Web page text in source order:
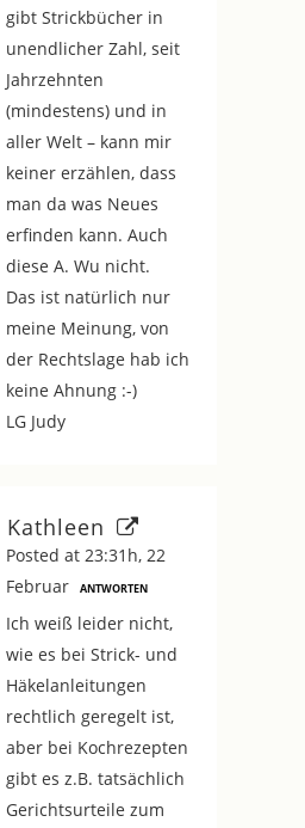
gibt Strickbücher in
unendlicher Zahl, seit
Jahrzehnten
(mindestens) und in
aller Welt – kann mir
keiner erzählen, dass
man da was Neues
erfinden kann. Auch
diese A. Wu nicht.
Das ist natürlich nur
meine Meinung, von
der Rechtslage hab ich
keine Ahnung :-)
LG Judy
Kathleen
Posted at 23:31h, 22
Februar
ANTWORTEN
Ich weiß leider nicht,
wie es bei Strick- und
Häkelanleitungen
rechtlich geregelt ist,
aber bei Kochrezepten
gibt es z.B. tatsächlich
Gerichtsurteile zum